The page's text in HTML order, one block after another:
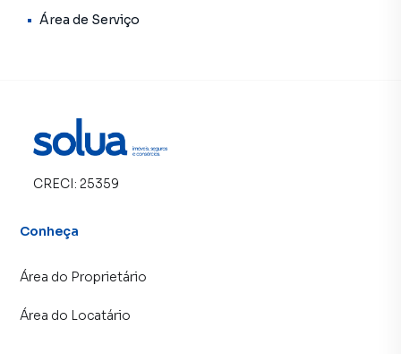
Área de Serviço
CRECI: 25359
Conheça
Área do Proprietário
Área do Locatário